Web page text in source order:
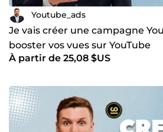
personne qu'il vous faut !
Youtube_ads
Je vais créer une campagne
booster vos vues sur YouTube
À partir de 25,08 $US